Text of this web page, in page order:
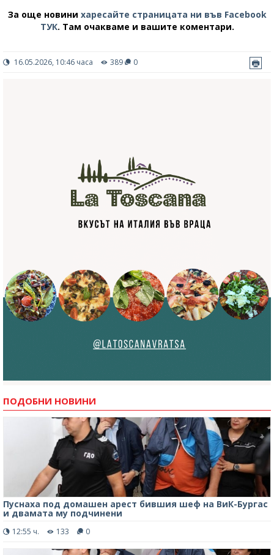
За още новини харесайте страницата ни във Facebook
ТУК. Там очакваме и вашите коментари.
16.05.2026, 10:46 часа 389 0
ПОДОБНИ НОВИНИ
Пуснаха под домашен арест бившия шеф на ВиК-Бургас
и двамата му подчинени
12:55 ч. 133 0